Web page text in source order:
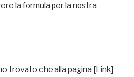
la formula per la nostra
trovato che alla pagina [Link]